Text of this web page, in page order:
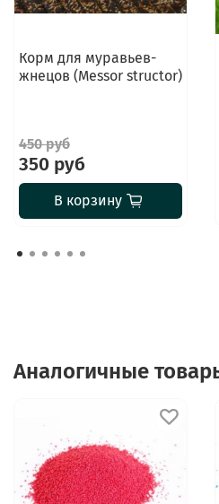
Корм для муравьев-
жнецов (Messor structor)
450 руб
350 руб
В корзину
Аналогичные